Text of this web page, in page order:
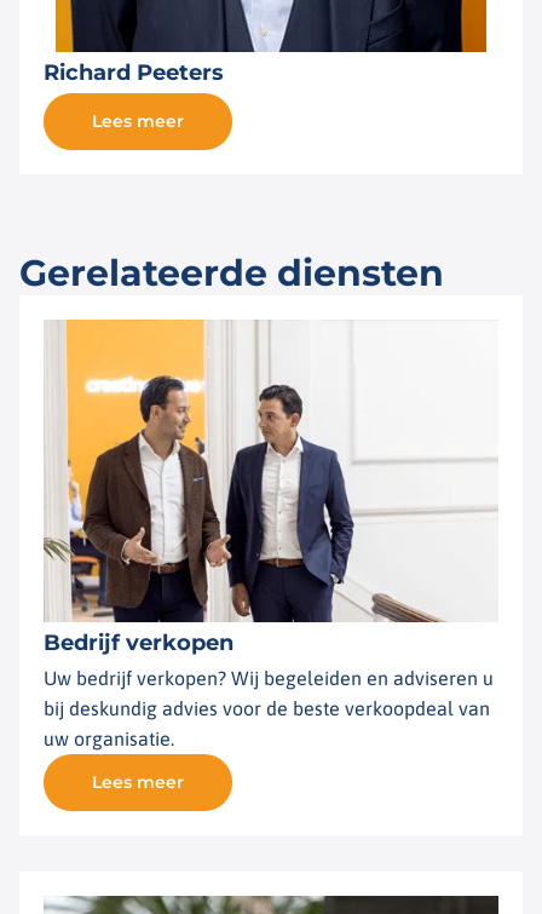
Richard Peeters
Lees meer
Gerelateerde diensten
Bedrijf verkopen
Uw bedrijf verkopen? Wij begeleiden en adviseren u
bij deskundig advies voor de beste verkoopdeal van
uw organisatie.
Lees meer